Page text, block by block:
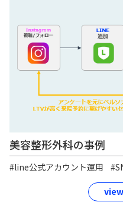
美容整形外科の事例
#line公式アカウント運用